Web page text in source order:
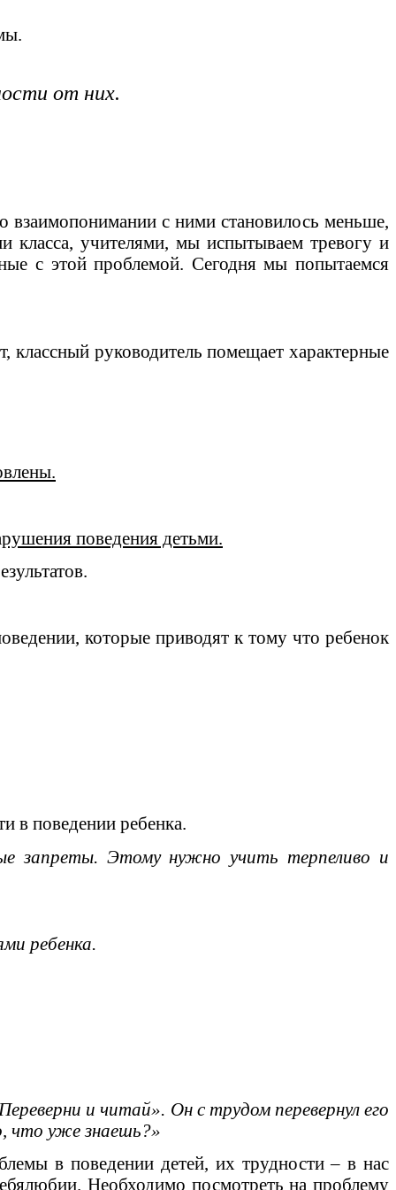
от них.
взаимопонимании с ними становилось меньше,
класса, учителями, мы испытываем тревогу и
с этой проблемой. Сегодня мы попытаемся
классный руководитель помещает характерные
поведения детьми.
которые приводят к тому что ребенок
в поведении ребенка.
запреты. Этому нужно учить терпеливо и
ребенка.
и читай». Он с трудом перевернул его
что уже знаешь?»
в поведении детей, их трудности – в нас
Необходимо посмотреть на проблему